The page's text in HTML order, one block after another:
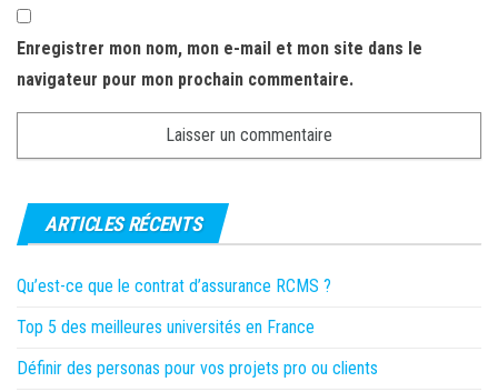
Enregistrer mon nom, mon e-mail et mon site dans le
navigateur pour mon prochain commentaire.
ARTICLES RÉCENTS
Qu’est-ce que le contrat d’assurance RCMS ?
Top 5 des meilleures universités en France
Définir des personas pour vos projets pro ou clients